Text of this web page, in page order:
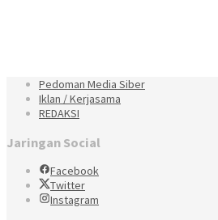
Pedoman Media Siber
Iklan / Kerjasama
REDAKSI
Jaringan Social
Facebook
Twitter
Instagram